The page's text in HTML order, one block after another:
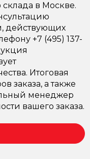
в Москве.
действующих
+7 (495) 137-
Итоговая
заказа, а также
менеджер
вашего заказа.